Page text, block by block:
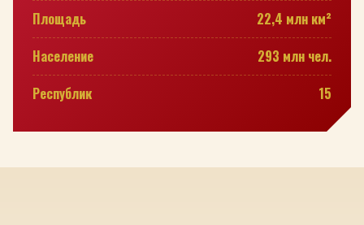
Площадь
22,4 млн км²
Население
293 млн чел.
Республик
15